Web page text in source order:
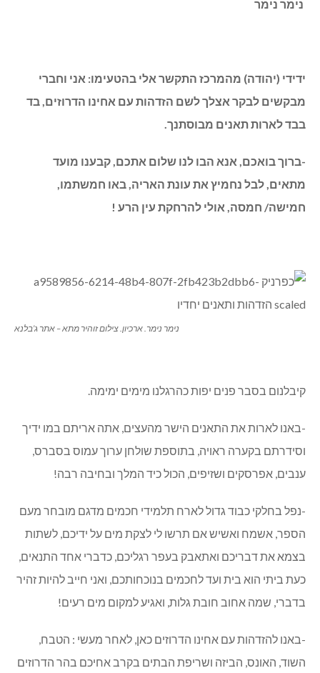
ידידי (יהודה) מהמרכז התקשר אלי בהטעימו: אני וחברי
מבקשים לבקר אצלך לשם הזדהות עם אחינו הדרוזים, בד
-ברוך בואכם, אנא הבו לנו שלום אתכם, קבענו מועד
מתאים, לבל נחמיץ את עונת האריה, באו חמשתמו,
-באנו לארות את התאנים הישר מהעצים, אתה אריתם במו ידיך
וסידרתם בקערה ראויה, בתוספת שולחן ערוך עמוס בסברס,
-נפל בחלקי כבוד גדול לארח תלמידי חכמים מדגם מובחר מעם
הספר, אשמח ואשיש אם תרשו לי לצקת מים על ידיכם, לשתות
בצמא את דבריכם ואתאבק בעפר רגליכם, כדברי אחד התנאים,
כעת ביתי הוא בית ועד לחכמים בנוכחותכם, ואני חייב להיות זהיר
-באנו להזדהות עם אחינו הדרוזים כאן, לאחר מעשי : הטבח,